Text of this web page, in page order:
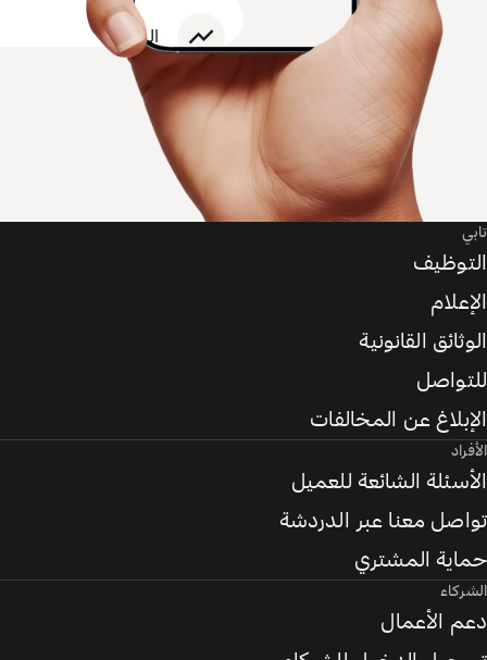
تابي
التوظيف
الإعلام
الوثائق القانونية
للتواصل
الإبلاغ عن المخالفات
الأفراد
الأسئلة الشائعة للعميل
تواصل معنا عبر الدردشة
حماية المشتري
الشركاء
دعم الأعمال